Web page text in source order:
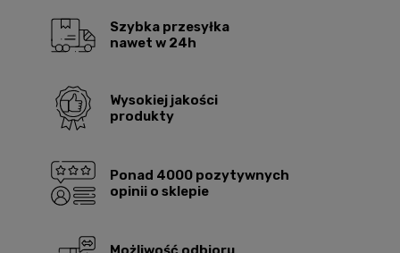
Szybka przesyłka
nawet w 24h
Wysokiej jakości
produkty
Ponad 4000 pozytywnych
opinii o sklepie